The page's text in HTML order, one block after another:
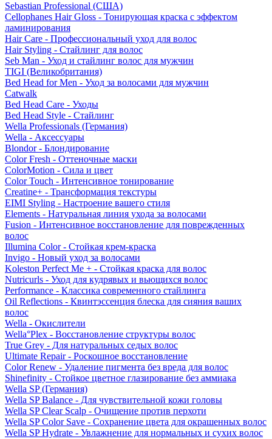
Sebastian Professional (США)
Cellophanes Hair Gloss - Тонирующая краска с эффектом
ламинирования
Hair Care - Профессиональный уход для волос
Hair Styling - Стайлинг для волос
Seb Man - Уход и стайлинг волос для мужчин
TIGI (Великобритания)
Bed Head for Men - Уход за волосами для мужчин
Catwalk
Bed Head Care - Уходы
Bed Head Style - Стайлинг
Wella Professionals (Германия)
Wella - Аксессуары
Blondor - Блондирование
Color Fresh - Оттеночные маски
ColorMotion - Сила и цвет
Color Touch - Интенсивное тонирование
Creatine+ - Трансформация текстуры
EIMI Styling - Настроение вашего стиля
Elements - Натуральная линия ухода за волосами
Fusion - Интенсивное восстановление для поврежденных
волос
Illumina Color - Стойкая крем-краска
Invigo - Новый уход за волосами
Koleston Perfect Me + - Стойкая краска для волос
Nutricurls - Уход для кудрявых и вьющихся волос
Performance - Классика современного стайлинга
Oil Reflections - Квинтэссенция блеска для сияния ваших
волос
Wella - Окислители
Wella°Plex - Восстановление структуры волос
True Grey - Для натуральных седых волос
Ultimate Repair - Роскошное восстановление
Color Renew - Удаление пигмента без вреда для волос
Shinefinity - Стойкое цветное глазирование без аммиака
Wella SP (Германия)
Wella SP Balance - Для чувствительной кожи головы
Wella SP Clear Scalp - Очищение против перхоти
Wella SP Color Save - Сохранение цвета для окрашенных волос
Wella SP Hydrate - Увлажнение для нормальных и сухих волос